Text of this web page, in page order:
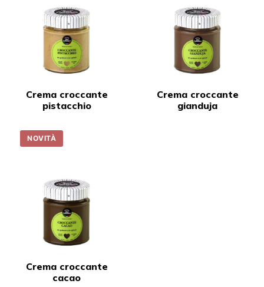
Crema croccante
pistacchio
Crema croccante
gianduja
NOVITÀ
Crema croccante
cacao